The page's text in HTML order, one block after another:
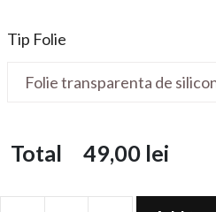
Tip Folie
Total 49,00lei